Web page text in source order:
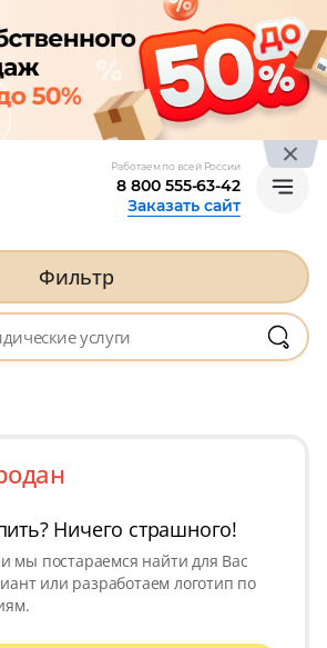
Работаем по всей России
8 800 555-63-42
Заказать сайт
Фильтр
Ничего страшного!
и мы постараемся найти для Вас
или разработаем логотип по